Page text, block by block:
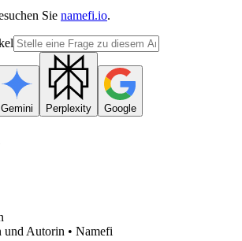
Sie namefi.io.
Gemini Perplexity Google
Autorin • Namefi